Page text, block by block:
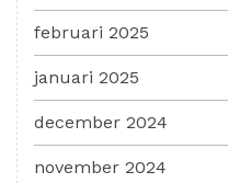
februari 2025
januari 2025
december 2024
november 2024